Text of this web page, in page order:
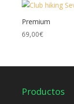
Premium
69,00€
Productos